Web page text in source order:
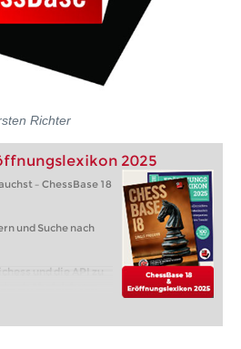
Richter
2025
– ChessBase 18
und Suche nach
und die API zu
MOBIL
und ChessBase